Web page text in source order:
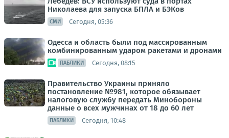
Николаева для запуска БПЛА и БЭКов
СМИ Сегодня, 05:36
Одесса и область были под массированным
комбинированным ударом ракетами и дронами
ПАБЛИКИ Сегодня, 08:15
Правительство Украины приняло
постановление №981, которое обязывает
налоговую службу передать Минобороны
данные о всех мужчинах от 18 до 60 лет
ПАБЛИКИ Сегодня, 10:48